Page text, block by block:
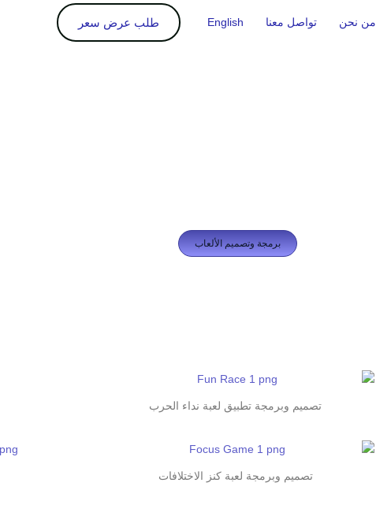
من نحن تواصل معنا English طلب عرض سعر
برمجة وتصميم الألعاب
تصميم وبرمجة تطبيق لعبة نداء الحرب
تصميم وبرمجة لعبة كنز الاختلافات